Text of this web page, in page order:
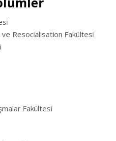
ve Resocialisation Fakültesi
Fakültesi